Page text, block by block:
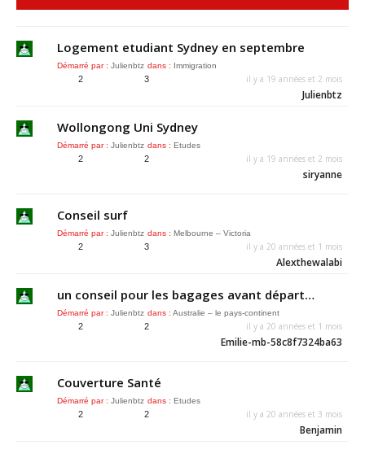
Logement etudiant Sydney en septembre
Démarré par : Julienbtz dans : Immigration
2 3 il y a 19 années et 2 mois
Julienbtz
Wollongong Uni Sydney
Démarré par : Julienbtz dans : Etudes
2 2 il y a 19 années et 2 mois
siryanne
Conseil surf
Démarré par : Julienbtz dans : Melbourne – Victoria
2 3 il y a 20 années et 1 mois
Alexthewalabi
un conseil pour les bagages avant départ…
Démarré par : Julienbtz dans : Australie – le pays-continent
2 2 il y a 20 années et 1 mois
Emilie-mb-58c8f7324ba63
Couverture Santé
Démarré par : Julienbtz dans : Etudes
2 2 il y a 20 années et 3 mois
Benjamin